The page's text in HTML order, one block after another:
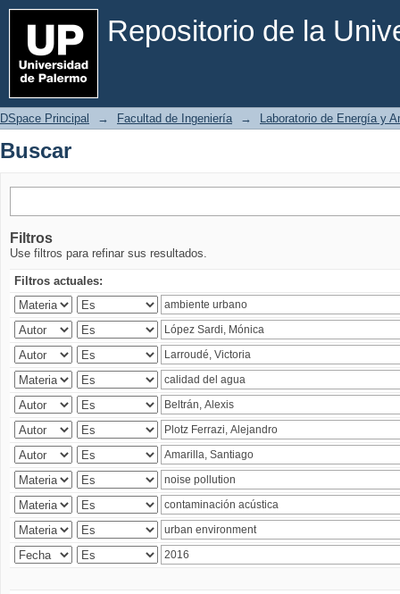
Repositorio de la
Buscar
DSpace Principal → Facultad de Ingeniería → Laboratorio de Energía y
Buscar
Filtros
Use filtros para refinar sus resultados.
Filtros actuales: